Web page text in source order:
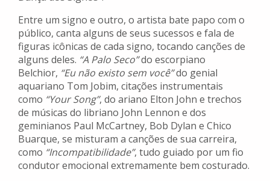
Entre um signo e outro, o artista bate papo com o
público, canta alguns de seus sucessos e fala de
figuras icônicas de cada signo, tocando canções de
alguns deles. “A Palo Seco”do escorpiano
Belchior, “Eu não existo sem você”do genial
aquariano Tom Jobim, citações instrumentais
como “Your Song”, do ariano Elton John e trechos
de músicas do libriano John Lennon e dos
geminianos Paul McCartney, Bob Dylan e Chico
Buarque, se misturam a canções de sua carreira,
como “Incompatibilidade”, tudo guiado por um fio
condutor emocional extremamente bem costurado.